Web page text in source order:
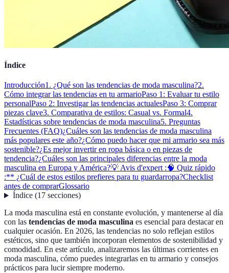
Índice
Introducción1. ¿Qué son las tendencias de moda masculina?2.
Cómo integrar las tendencias en tu armarioPaso 1: Evaluar tu estilo
personalPaso 2: Investigar las tendencias actualesPaso 3: Comprar
piezas clave3. Comparativa de estilos: Casual vs. Formal4.
Estadísticas sobre tendencias de moda masculina5. Preguntas
Frecuentes (FAQ)¿Cuáles son las tendencias de moda masculina
más populares este año?¿Cómo puedo hacer que mi armario sea más
sostenible?¿Es mejor invertir en ropa básica o en piezas de
tendencia?¿Cuáles son las principales diferencias entre la moda
masculina en Europa y América?💡 Avis d'expert :🧠 Quiz rápido
:** ¿Cuál de estos estilos prefieres para tu guardarropa?Checklist
antes de comprarGlossario
Índice(17 secciones)
La moda masculina está en constante evolución, y mantenerse al día
con las tendencias de moda masculina es esencial para destacar en
cualquier ocasión. En 2026, las tendencias no solo reflejan estilos
estéticos, sino que también incorporan elementos de sostenibilidad y
comodidad. En este artículo, analizaremos las últimas corrientes en
moda masculina, cómo puedes integrarlas en tu armario y consejos
prácticos para lucir siempre moderno.